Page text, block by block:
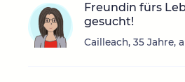
Freundin fürs
gesucht!
Cailleach, 35 Jahre,